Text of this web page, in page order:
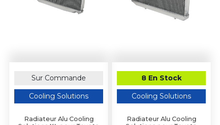
Sur Commande
Cooling Solutions
Radiateur Alu Cooling
8 En Stock
Cooling Solutions
Radiateur Alu Cooling